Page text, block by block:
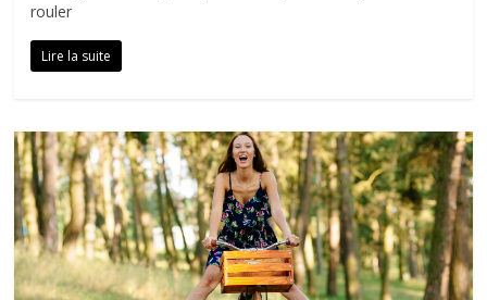
rouler
Lire la suite